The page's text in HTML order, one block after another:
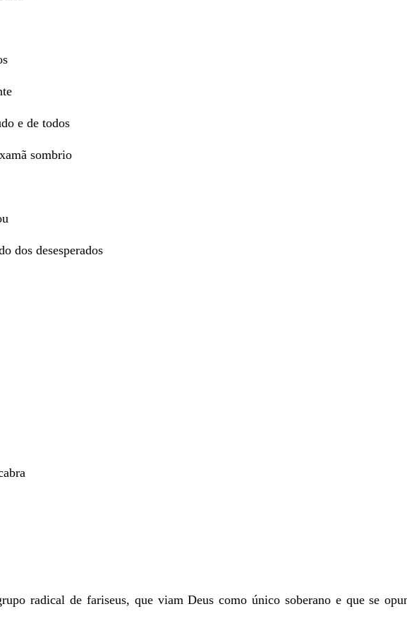
e de todos
sombrio
dos desesperados
radical de fariseus, que viam Deus como único soberano e que se